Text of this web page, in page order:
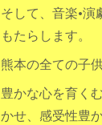
そして、音楽•演
もたらします。
熊本の全ての子
豊かな心を育く
かせ、感受性豊か